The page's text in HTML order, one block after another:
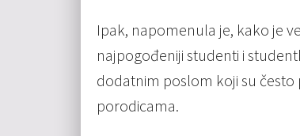
Ipak, napomenula je, kako je
najpogođeniji studenti i
dodatnim poslom koji su
porodicama.